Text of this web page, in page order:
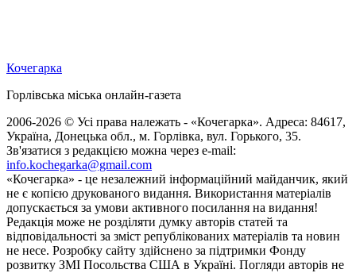
Кочегарка
Горлівська міська онлайн-газета
2006-2026 © Усі права належать - «Кочегарка». Адреса: 84617,
Україна, Донецька обл., м. Горлівка, вул. Горького, 35.
Зв'язатися з редакцією можна через e-mail:
info.kochegarka@gmail.com
«Кочегарка» - це незалежний інформаційний майданчик, який
не є копією друкованого видання. Використання матеріалів
допускається за умови активного посилання на видання!
Редакція може не розділяти думку авторів статей та
відповідальності за зміст републікованих матеріалів та новин
не несе. Розробку сайту здійснено за підтримки Фонду
розвитку ЗМІ Посольства США в Україні. Погляди авторів не